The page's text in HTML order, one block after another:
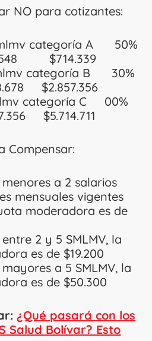
NO para cotizantes:
categoría A 50%
$714.339
categoría B 30%
$2.857.356
categoría C 00%
$5.714.711
Compensar:
a 2 salarios
mensuales vigentes
moderadora es de
2 y 5 SMLMV, la
es de $19.200
a 5 SMLMV, la
es de $50.300
¿Qué pasará con los
Salud Bolívar? Esto